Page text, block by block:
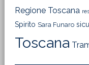
Regione Toscana
Spirito Sara Funaro
Toscana